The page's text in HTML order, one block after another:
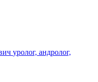
уролог, андролог,